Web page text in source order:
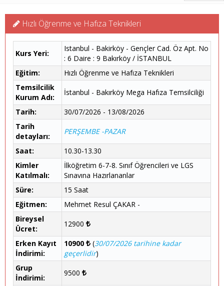
Hızlı Öğrenme ve Hafıza Teknikleri
Kurs Yeri:
Istanbul - Bakirköy - Gençler Cad. Öz Apt. No
: 6 Daire : 9 Bakırköy / İSTANBUL
Eğitim:
Hızlı Öğrenme ve Hafıza Teknikleri
Temsilcilik
Kurum Adı:
İstanbul - Bakırköy Mega Hafıza Temsilciliği
Tarih:
30/07/2026 - 13/08/2026
Tarih
detayları:
PERŞEMBE -PAZAR
Saat:
10.30-13.30
Kimler
Katılmalı:
İlköğretim 6-7-8. Sınıf Öğrencileri ve LGS
Sınavına Hazırlananlar
Süre:
15 Saat
Eğitmen:
Mehmet Resul ÇAKAR -
Bireysel
Ücret:
12900
Erken Kayıt
İndirimi:
10900 (30/07/2026 tarihine kadar
geçerlidir)
Grup
İndirimi:
9500